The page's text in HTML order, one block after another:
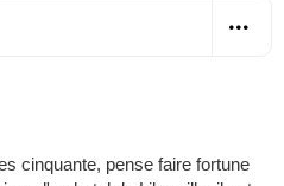
cinquante, pense faire fortune